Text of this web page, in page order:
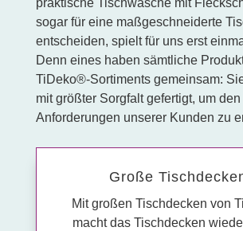
sogar für eine maßgeschneiderte
entscheiden, spielt für uns erst
Denn eines haben sämtliche
TiDeko®-Sortiments gemeinsam:
mit größter Sorgfalt gefertigt, um
Anforderungen unserer Kunden zu
Große
Mit großen Tischdecken von
macht das Tischdecken